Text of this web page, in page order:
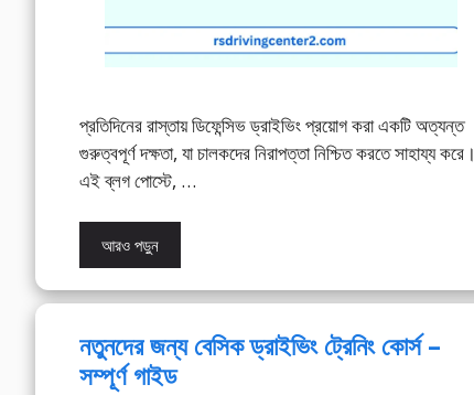
প্রতিদিনের রাস্তায় ডিফেন্সিভ ড্রাইভিং প্রয়োগ করা একটি অত্যন্ত
গুরুত্বপূর্ণ দক্ষতা, যা চালকদের নিরাপত্তা নিশ্চিত করতে সাহায্য করে।
এই ব্লগ পোস্টে, …
আরও পড়ুন
নতুনদের জন্য বেসিক ড্রাইভিং ট্রেনিং কোর্স –
সম্পূর্ণ গাইড